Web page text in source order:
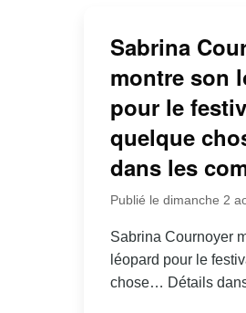
Sabrina
montre son
pour le
quelque
dans les
Publié le dimanche 2
Sabrina Cournoyer
léopard pour le
chose… Détails